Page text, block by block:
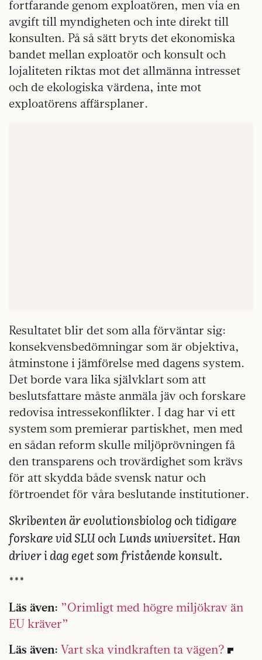
fortfarande genom exploatören, men via en
avgift till myndigheten och inte direkt till
konsulten. På så sätt bryts det ekonomiska
bandet mellan exploatör och konsult och
lojaliteten riktas mot det allmänna intresset
och de ekologiska värdena, inte mot
exploatörens affärsplaner.
Resultatet blir det som alla förväntar sig:
konsekvensbedömningar som är objektiva,
åtminstone i jämförelse med dagens system.
Det borde vara lika självklart som att
beslutsfattare måste anmäla jäv och forskare
redovisa intressekonflikter. I dag har vi ett
system som premierar partiskhet, men med
en sådan reform skulle miljöprövningen få
den transparens och trovärdighet som krävs
för att skydda både svensk natur och
förtroendet för våra beslutande institutioner.
Skribenten är evolutionsbiolog och tidigare
forskare vid SLU och Lunds universitet. Han
driver i dag eget som fristående konsult.
***
Läs även: ”Orimligt med högre miljökrav än
EU kräver”
Läs även: Vart ska vindkraften ta vägen?